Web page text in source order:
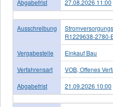
Abgabefrist
27.08.2026 11:00
Ausschreibung
R1229638-2780-
Vergabestelle
Einkauf Bau
Verfahrensart
VOB, Offenes
Abgabefrist
21.09.2026 10:00